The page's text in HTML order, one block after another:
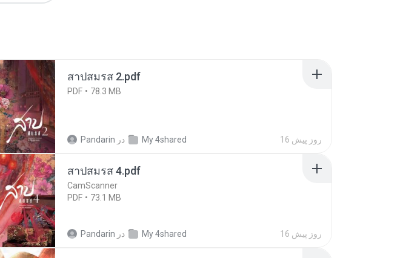
สาปสมรส 2.pdf
PDF 78.3 MB
Pandarin در My 4shared 16 روز پیش
สาปสมรส 4.pdf
CamScanner
PDF
73.1 MB
Pandarin در My 4shared 16 روز پیش